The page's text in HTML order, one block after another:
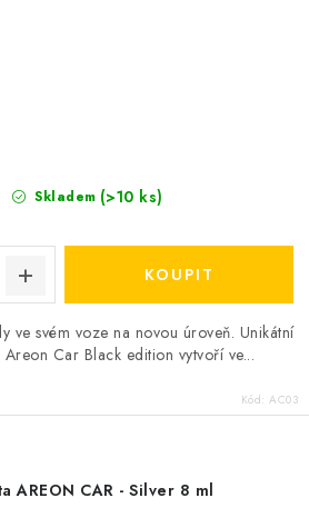
Skladem (>10 ks)
ve svém voze na novou úroveň. Unikátní
Car Black edition vytvoří ve...
Kód: AC03
AREON CAR - Silver 8 ml